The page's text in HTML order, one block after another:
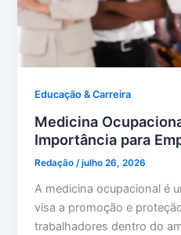
Educação & Carreira
Medicina
Importância para
Redação/julho 26, 2026
A medicina ocupacional é
visa a promoção e
trabalhadores dentro do